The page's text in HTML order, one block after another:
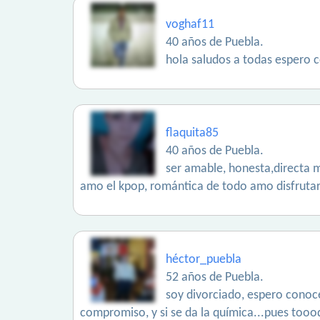
voghaf11
40 años de Puebla.
hola saludos a todas espero
flaquita85
40 años de Puebla.
ser amable, honesta,directa
amo el kpop, romántica de todo amo
héctor_puebla
52 años de Puebla.
soy divorciado, espero
compromiso, y si se da la química...pues